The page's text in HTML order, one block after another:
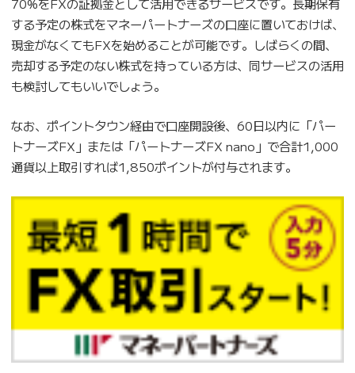
する予定の株式をマネーパートナーズの口座に置いておけば、
現金がなくてもFXを始めることが可能です。しばらくの間、
売却する予定のない株式を持っている方は、同サービスの活用
も検討してもいいでしょう。
なお、ポイントタウン経由で口座開設後、60日以内に「パー
トナーズFX」または「パートナーズFX nano」で合計1,000
通貨以上取引すれば1,850ポイントが付与されます。